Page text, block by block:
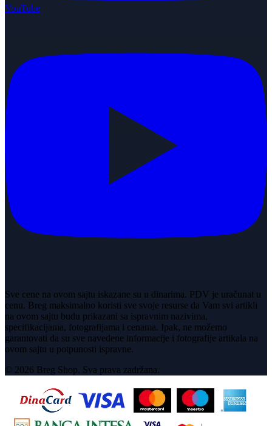
YouTube
Sve cene na ovom sajtu iskazane su u dinarima. PDV je uračunat u
cenu. Breg maksimalno koristi sve svoje resurse da Vam svi artikli
na ovom sajtu budu prikazani sa ispravnim nazivima,
specifikacijama, fotografijama i cenama. Ipak, ne možemo
garantovati da su sve navedene informacije i fotografije artikala na
ovom sajtu u potpunosti ispravne.
© 2026 Breg Shop. Sva prava zadržana.